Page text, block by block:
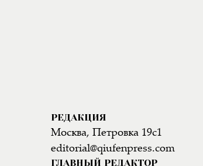
РЕДАКЦИЯ
Москва, Петровка 19с1
editorial@qiufenpress.com
ГЛАВНЫЙ РЕДАКТОР